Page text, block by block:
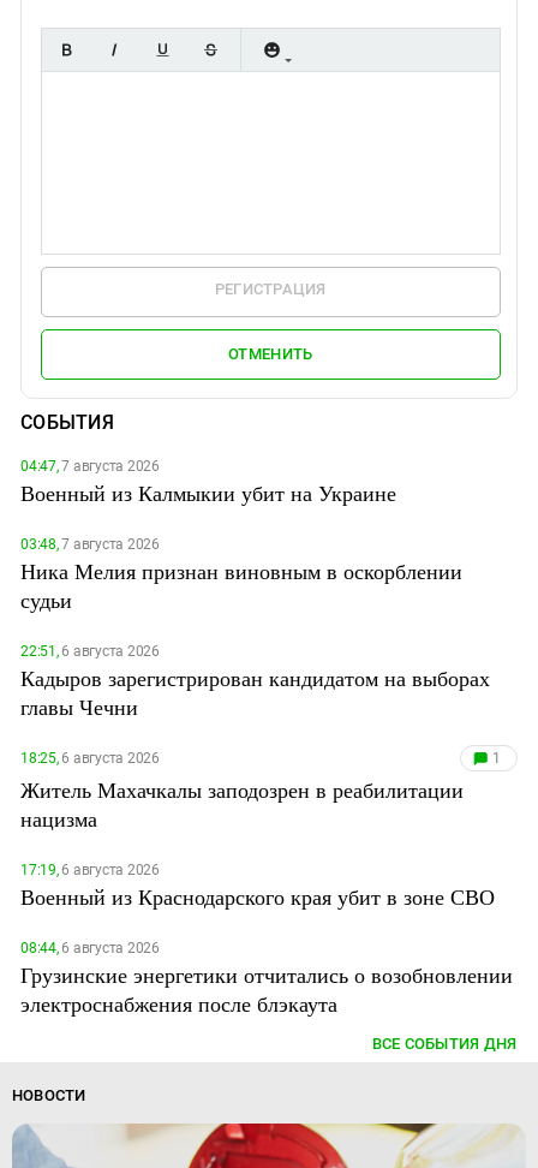
РЕГИСТРАЦИЯ
ОТМЕНИТЬ
СОБЫТИЯ
04:47,7 августа 2026
Военный из Калмыкии убит на Украине
03:48,7 августа 2026
Ника Мелия признан виновным в оскорблении
судьи
22:51,6 августа 2026
Кадыров зарегистрирован кандидатом на выборах
главы Чечни
18:25,6 августа 2026 1
Житель Махачкалы заподозрен в реабилитации
нацизма
17:19,6 августа 2026
Военный из Краснодарского края убит в зоне СВО
08:44,6 августа 2026
Грузинские энергетики отчитались о возобновлении
электроснабжения после блэкаута
ВСЕ СОБЫТИЯ ДНЯ
НОВОСТИ